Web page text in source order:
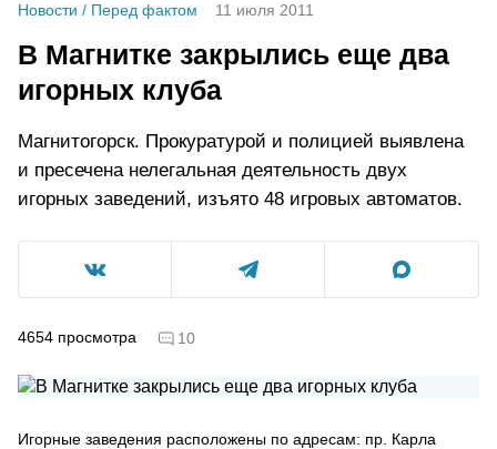
Новости / Перед фактом 11 июля 2011
В Магнитке закрылись еще два
игорных клуба
Магнитогорск. Прокуратурой и полицией выявлена
и пресечена нелегальная деятельность двух
игорных заведений, изъято 48 игровых автоматов.
4654 просмотра 10
Игорные заведения расположены по адресам: пр. Карла